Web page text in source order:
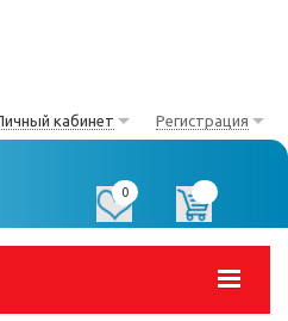
кабинет Регистрация
0